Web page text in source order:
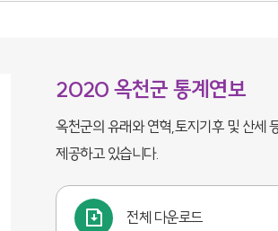
2020 옥천군 통계연보
옥천군의 유래와 연혁,토지기후 및 산세
제공하고 있습니다.
전체 다운로드